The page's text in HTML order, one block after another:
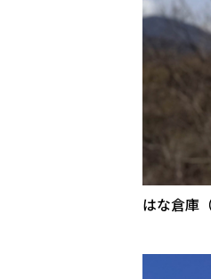
はな倉庫